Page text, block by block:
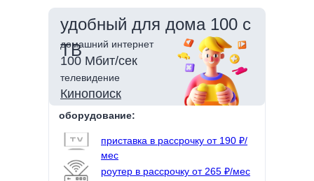
удобный для дома 100 с
ТВ
домашний интернет
телевидение
100 Мбит/сек
Кинопоиск
приставка в рассрочку от 190 ₽/
мес
роутер в рассрочку от 265 ₽/мес
оборудование: